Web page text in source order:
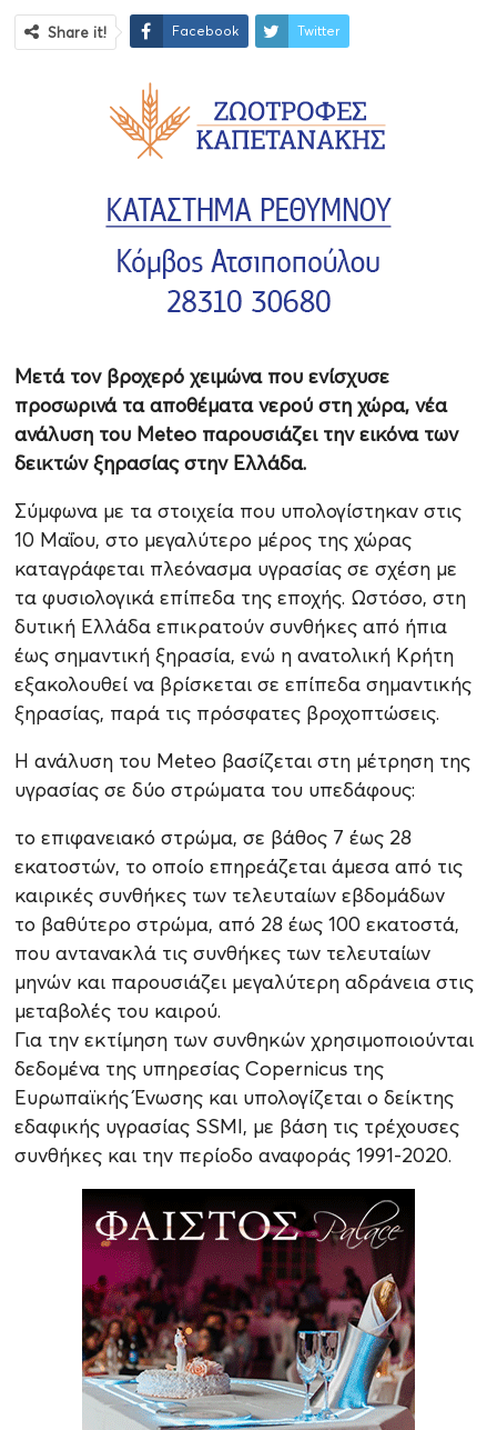
Share it! Facebook Twitter
Μετά τον βροχερό χειμώνα που ενίσχυσε
προσωρινά τα αποθέματα νερού στη χώρα, νέα
ανάλυση του Meteo παρουσιάζει την εικόνα των
δεικτών ξηρασίας στην Ελλάδα.
Σύμφωνα με τα στοιχεία που υπολογίστηκαν στις
10 Μαΐου, στο μεγαλύτερο μέρος της χώρας
καταγράφεται πλεόνασμα υγρασίας σε σχέση με
τα φυσιολογικά επίπεδα της εποχής. Ωστόσο, στη
δυτική Ελλάδα επικρατούν συνθήκες από ήπια
έως σημαντική ξηρασία, ενώ η ανατολική Κρήτη
εξακολουθεί να βρίσκεται σε επίπεδα σημαντικής
ξηρασίας, παρά τις πρόσφατες βροχοπτώσεις.
Η ανάλυση του Meteo βασίζεται στη μέτρηση της
υγρασίας σε δύο στρώματα του υπεδάφους:
το επιφανειακό στρώμα, σε βάθος 7 έως 28
εκατοστών, το οποίο επηρεάζεται άμεσα από τις
καιρικές συνθήκες των τελευταίων εβδομάδων
το βαθύτερο στρώμα, από 28 έως 100 εκατοστά,
που αντανακλά τις συνθήκες των τελευταίων
μηνών και παρουσιάζει μεγαλύτερη αδράνεια στις
μεταβολές του καιρού.
Για την εκτίμηση των συνθηκών χρησιμοποιούνται
δεδομένα της υπηρεσίας Copernicus της
Ευρωπαϊκής Ένωσης και υπολογίζεται ο δείκτης
εδαφικής υγρασίας SSMI, με βάση τις τρέχουσες
συνθήκες και την περίοδο αναφοράς 1991-2020.